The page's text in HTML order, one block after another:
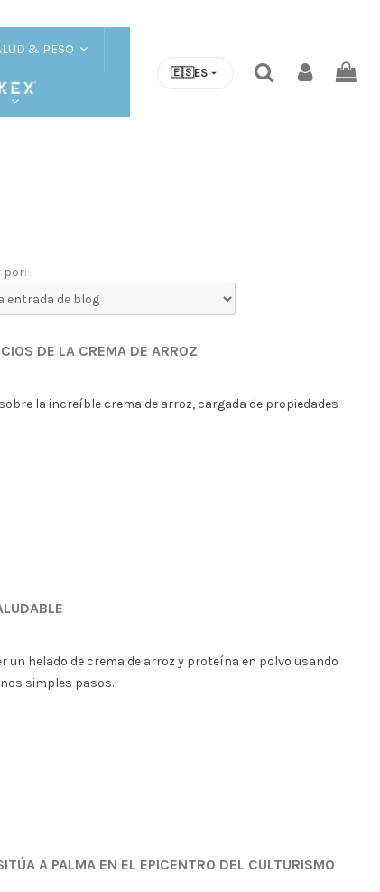
& PESO
🇪🇸ES
por:
DE LA CREMA DE ARROZ
la increíble crema de arroz, cargada de propiedades
un helado de crema de arroz y proteína en polvo usando
simples pasos.
A PALMA EN EL EPICENTRO DEL CULTURISMO